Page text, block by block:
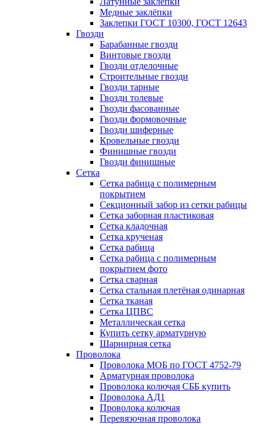
Медные заклёпки
Заклепки ГОСТ 10300, ГОСТ 12643
Гвозди
Барабанные гвозди
Винтовые гвозди
Гвозди отделочные
Строительные гвозди
Гвозди тарные
Гвозди толевые
Гвозди фасованные
Гвозди формовочные
Гвозди шиферные
Кровельные гвозди
Финишные гвозди
Гвозди финишные
Сетка
Сетка рабица с полимерным
покрытием
Секционный забор из сетки рабицы
Сетка заборная пластиковая
Сетка кладочная
Сетка крученая
Сетка рабица
Сетка рабица с полимерным
покрытием фото
Сетка сварная
Сетка стальная плетёная одинарная
Сетка тканая
Сетка ЦПВС
Металлическая сетка
Купить сетку арматурную
Шарнирная сетка
Проволока
Проволока МОБ по ГОСТ 4752-79
Арматурная проволока
Проволока колючая СББ купить
Проволока АД1
Проволока колючая
Перевязочная проволока